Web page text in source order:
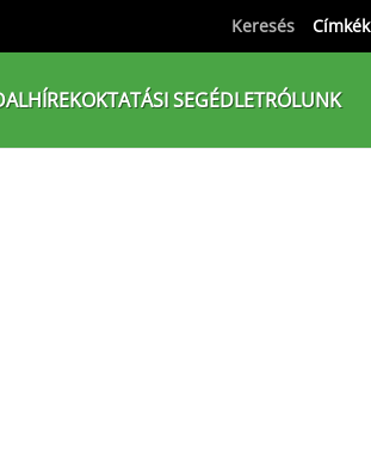
Keresés Címkék
HÍREKOKTATÁSI SEGÉDLETRÓLUNK